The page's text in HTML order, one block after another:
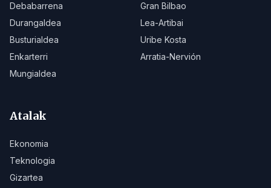
Debabarrena
Gran Bilbao
Durangaldea
Lea-Artibai
Busturialdea
Uribe Kosta
Enkarterri
Arratia-Nervión
Mungialdea
Atalak
Ekonomia
Teknologia
Gizartea